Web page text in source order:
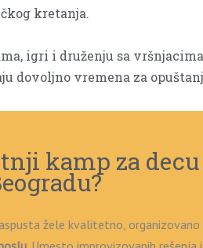
kretanja.
igri i druženju sa
dovoljno vremena za
kamp za decu
žele kvalitetno, organizovano